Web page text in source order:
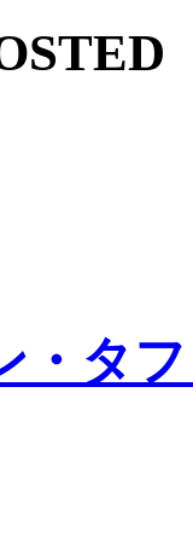
・タ